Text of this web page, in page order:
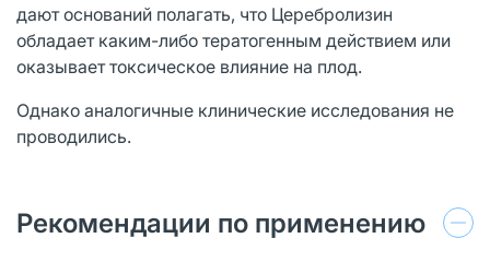
дают оснований полагать, что Церебролизин
обладает каким-либо тератогенным действием или
оказывает токсическое влияние на плод.
Однако аналогичные клинические исследования не
проводились.
Рекомендации по применению